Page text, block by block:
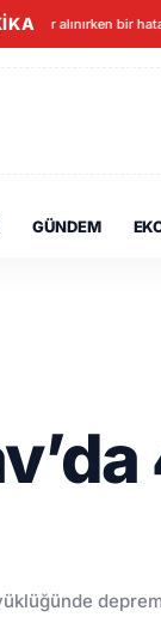
Veriler alınırken bir
GÜNDEM